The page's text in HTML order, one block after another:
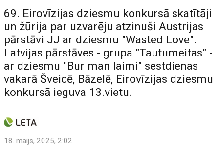
69. Eirovīzijas dziesmu konkursā skatītāji
un žūrija par uzvarēju atzinuši Austrijas
pārstāvi JJ ar dziesmu "Wasted Love".
Latvijas pārstāves - grupa "Tautumeitas" -
ar dziesmu "Bur man laimi" sestdienas
vakarā Šveicē, Bāzelē, Eirovīzijas dziesmu
konkursā ieguva 13.vietu.
18. maijs, 2025, 2:02